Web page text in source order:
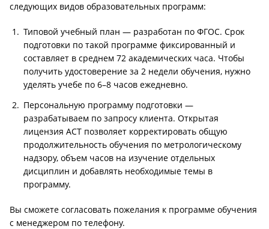
следующих видов образовательных программ:
Типовой учебный план — разработан по ФГОС. Срок
подготовки по такой программе фиксированный и
составляет в среднем 72 академических часа. Чтобы
получить удостоверение за 2 недели обучения, нужно
уделять учебе по 6–8 часов ежедневно.
Персональную программу подготовки —
разрабатываем по запросу клиента. Открытая
лицензия АСТ позволяет корректировать общую
продолжительность обучения по метрологическому
надзору, объем часов на изучение отдельных
дисциплин и добавлять необходимые темы в
программу.
Вы сможете согласовать пожелания к программе обучения
с менеджером по телефону.